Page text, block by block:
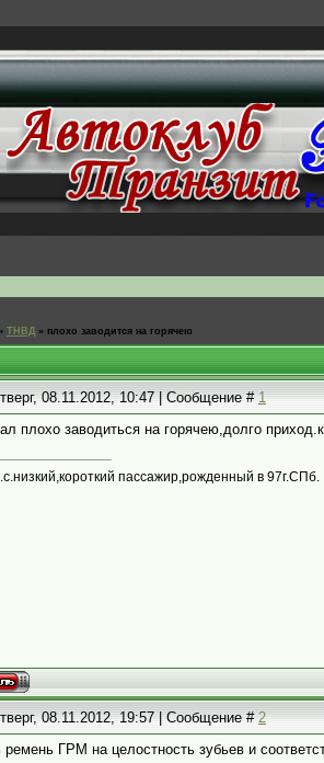
» ТНВД » плохо заводится на горячею
08.11.2012, 10:47 | Сообщение #1
плохо заводиться на горячею,долго
пассажир,рожденный в 97г.СПб.
08.11.2012, 19:57 | Сообщение #2
ремень ГРМ на целостность зубьев и